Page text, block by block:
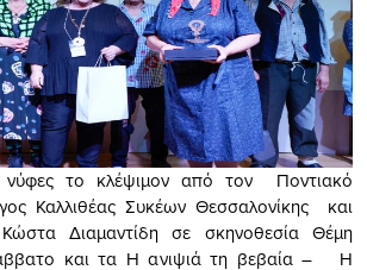
το κλέψιμον από τον Ποντιακό
Καλλιθέας Συκέων Θεσσαλονίκης και
Διαμαντίδη σε σκηνοθεσία Θέμη
και τα Η ανιψιά τη βεβαία – Η